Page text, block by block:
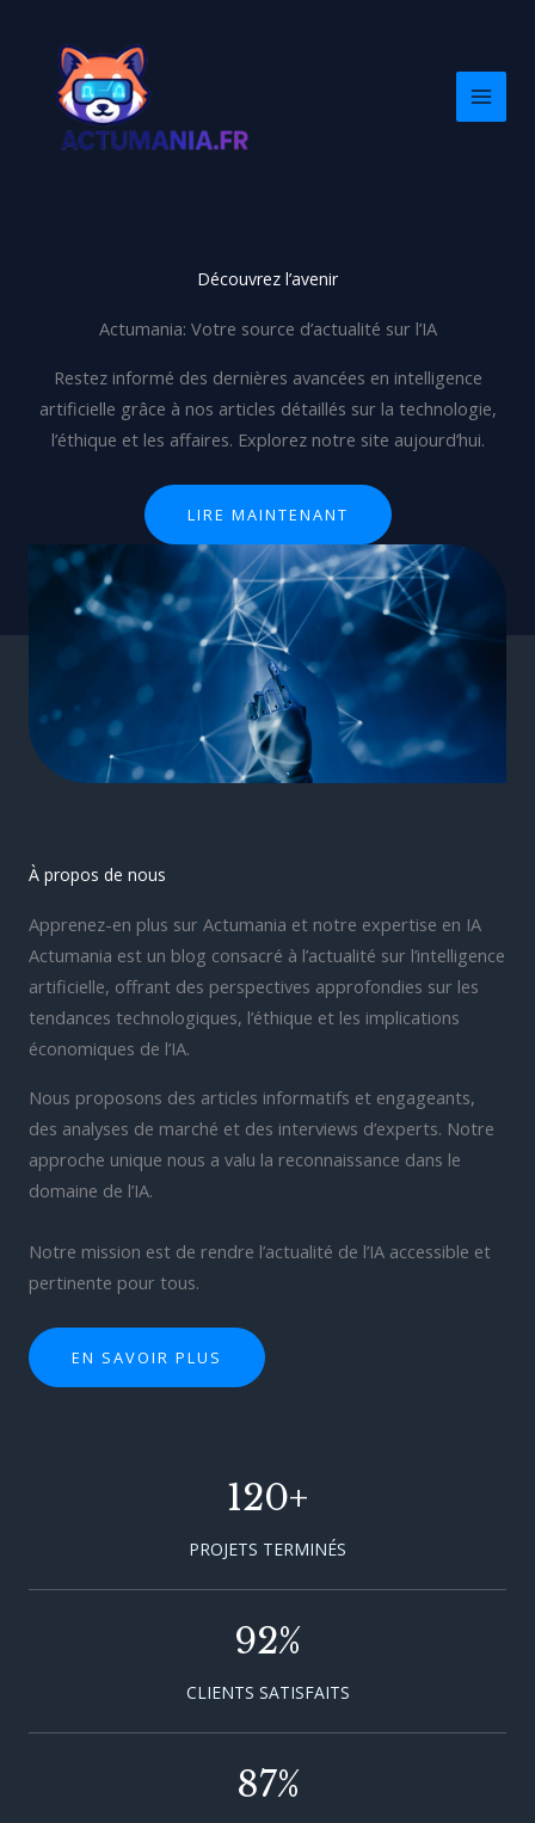
contenu
Découvrez l’avenir
Actumania: Votre source d’actualité sur l’IA
Restez informé des dernières avancées en intelligence
artificielle grâce à nos articles détaillés sur la technologie,
l’éthique et les affaires. Explorez notre site aujourd’hui.
LIRE MAINTENANT
À propos de nous
Apprenez-en plus sur Actumania et notre expertise en IA
Actumania est un blog consacré à l’actualité sur l’intelligence
artificielle, offrant des perspectives approfondies sur les
tendances technologiques, l’éthique et les implications
économiques de l’IA.
Nous proposons des articles informatifs et engageants,
des analyses de marché et des interviews d’experts. Notre
approche unique nous a valu la reconnaissance dans le
domaine de l’IA.
Notre mission est de rendre l’actualité de l’IA accessible et
pertinente pour tous.
EN SAVOIR PLUS
120+
PROJETS TERMINÉS
92%
CLIENTS SATISFAITS
87%